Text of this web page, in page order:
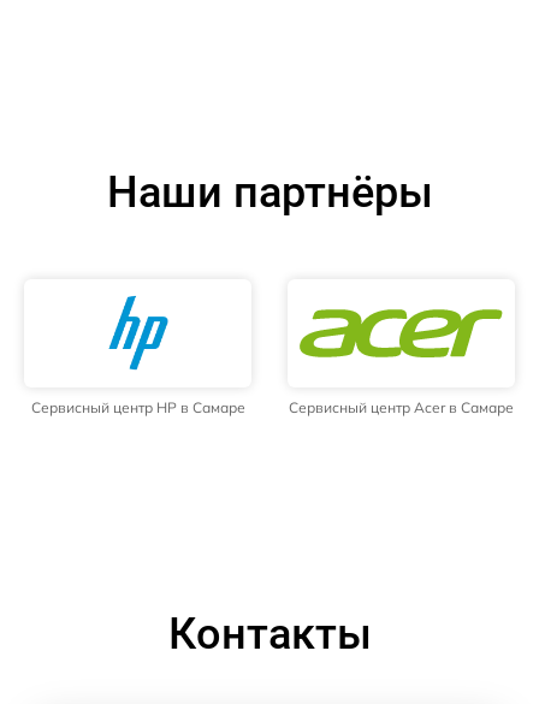
Наши партнёры
Сервисный центр HP в Самаре Сервисный центр Acer в Самаре
Контакты